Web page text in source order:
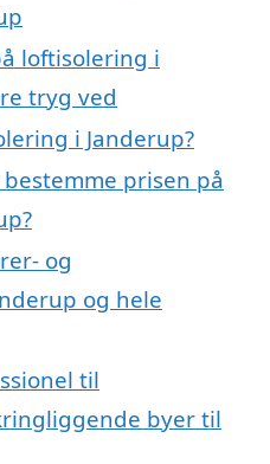
loftisolering i
tryg ved
i Janderup?
prisen på
og
og hele
til
byer til